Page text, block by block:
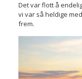
Det var flott å
vi var så heldige
frem.